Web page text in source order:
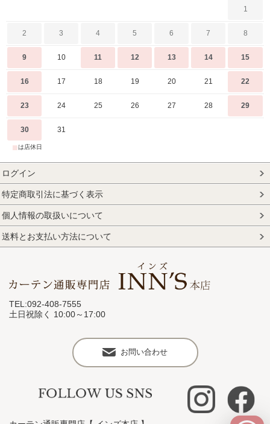
1
2 3 4 5 6 7 8
9 10 11 12 13 14 15
16 17 18 19 20 21 22
23 24 25 26 27 28 29
30 31
■は店休日
ログイン
特定商取引法に基づく表示
個人情報の取扱いについて
送料とお支払い方法について
TEL:092-408-7555
土日祝除く 10:00～17:00
お問い合わせ